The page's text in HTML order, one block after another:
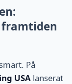
På
USA lanserat